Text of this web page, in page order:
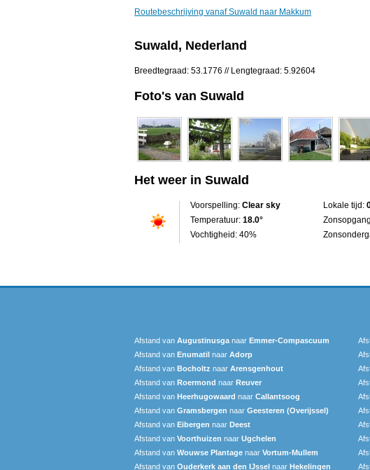
Routebeschrijving vanaf Suwald naar Makkum
Suwald, Nederland
Breedtegraad: 53.1776 // Lengtegraad: 5.92604
Foto's van Suwald
Het weer in Suwald
Voorspelling: Clear sky
Temperatuur: 18.0°
Vochtigheid: 40%
Lokale tijd:
Afstand van Augustinusga naar Emmer-Compascuum
Afstand van Enumatil naar Adorp
Afstand van Bocholtz naar Arensgenhout
Afstand van Roermond naar Reuver
Afstand van Heerhugowaard naar Callantsoog
Afstand van Gramsbergen naar Geesteren (Overijssel)
Afstand van Eibergen naar Deest
Afstand van Voorthuizen naar Ugchelen
Afstand van Wouwse Plantage naar Vortum-Mullem
Afstand van Ouderkerk aan den IJssel naar Hekelingen